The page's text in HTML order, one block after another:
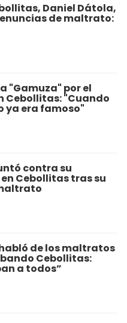
Daniel Dátola,
de maltrato:
"Gamuza" por el
Cebollitas: "Cuando
ya era famoso"
contra su
Cebollitas tras su
de los maltratos
Cebollitas:
a todos”